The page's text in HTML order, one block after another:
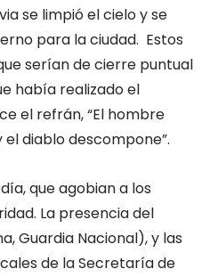
se limpió el cielo y se
para la ciudad. Estos
serían de cierre puntual
había realizado el
el refrán, “El hombre
el diablo descompone”.
que agobian a los
La presencia del
Guardia Nacional), y las
de la Secretaría de